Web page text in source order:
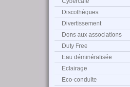
Discothèques
Divertissement
Dons aux associations
Duty Free
Eau déminéralisée
Eclairage
Eco-conduite